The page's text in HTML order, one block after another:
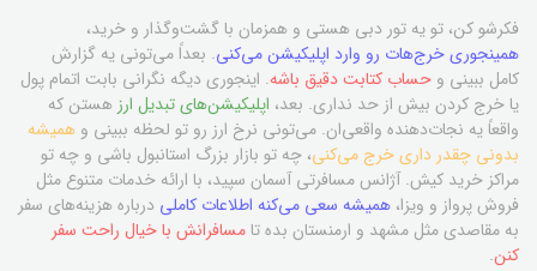
فکرشو کن، تو یه تور دبی هستی و همزمان با گشت‌وگذار و خرید،
همینجوری خرج‌هات رو وارد اپلیکیشن می‌کنی. بعداً می‌تونی یه گزارش
کامل ببینی و حساب کتابت دقیق باشه. اینجوری دیگه نگرانی بابت اتمام پول
یا خرج کردن بیش از حد نداری. بعد، اپلیکیشن‌های تبدیل ارز هستن که
واقعاً یه نجات‌دهنده واقعی‌ان. می‌تونی نرخ ارز رو تو لحظه ببینی و همیشه
بدونی چقدر داری خرج می‌کنی، چه تو بازار بزرگ استانبول باشی و چه تو
مراکز خرید کیش. آژانس مسافرتی آسمان سپید، با ارائه خدمات متنوع مثل
فروش پرواز و ویزا، همیشه سعی می‌کنه اطلاعات کاملی درباره هزینه‌های سفر
به مقاصدی مثل مشهد و ارمنستان بده تامسافرانش با خیال راحت سفر
کنن.